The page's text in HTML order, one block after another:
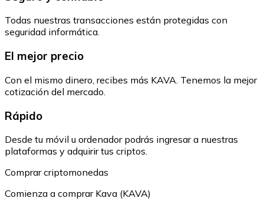
Todas nuestras transacciones están protegidas con
seguridad informática.
El mejor precio
Con el mismo dinero, recibes más KAVA. Tenemos la mejor
cotización del mercado.
Rápido
Desde tu móvil u ordenador podrás ingresar a nuestras
plataformas y adquirir tus criptos.
Comprar criptomonedas
Comienza a comprar Kava (KAVA)